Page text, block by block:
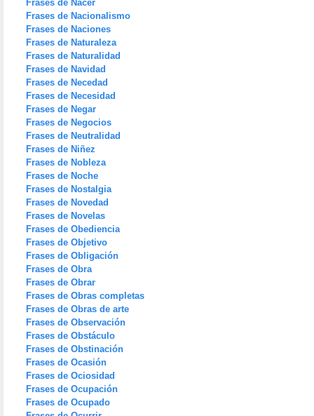
Frases de Nacer
Frases de Nacionalismo
Frases de Naciones
Frases de Naturaleza
Frases de Naturalidad
Frases de Navidad
Frases de Necedad
Frases de Necesidad
Frases de Negar
Frases de Negocios
Frases de Neutralidad
Frases de Niñez
Frases de Nobleza
Frases de Noche
Frases de Nostalgia
Frases de Novedad
Frases de Novelas
Frases de Obediencia
Frases de Objetivo
Frases de Obligación
Frases de Obra
Frases de Obrar
Frases de Obras completas
Frases de Obras de arte
Frases de Observación
Frases de Obstáculo
Frases de Obstinación
Frases de Ocasión
Frases de Ociosidad
Frases de Ocupación
Frases de Ocupado